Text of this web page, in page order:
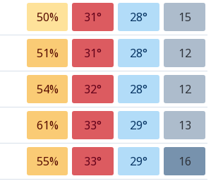
50% 31° 28° 15
51% 31° 28° 12
54% 32° 28° 12
61% 33° 29° 13
55% 33° 29° 16